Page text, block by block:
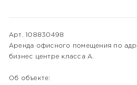
Арт. 108830498
Аренда офисного помещения по
бизнес центре класса А.
Об объекте: